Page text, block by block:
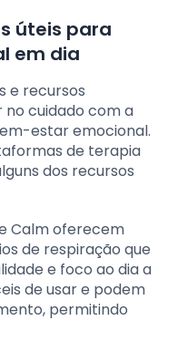
úteis para
em dia
e recursos
no cuidado com a
estar emocional.
de terapia
dos recursos
Calm oferecem
de respiração que
e foco ao dia a
de usar e podem
permitindo